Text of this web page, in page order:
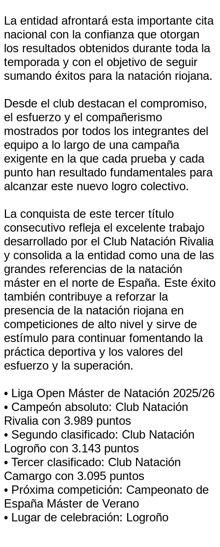
La entidad afrontará esta importante cita
nacional con la confianza que otorgan
los resultados obtenidos durante toda la
temporada y con el objetivo de seguir
sumando éxitos para la natación riojana.
Desde el club destacan el compromiso,
el esfuerzo y el compañerismo
mostrados por todos los integrantes del
equipo a lo largo de una campaña
exigente en la que cada prueba y cada
punto han resultado fundamentales para
alcanzar este nuevo logro colectivo.
La conquista de este tercer título
consecutivo refleja el excelente trabajo
desarrollado por el Club Natación Rivalia
y consolida a la entidad como una de las
grandes referencias de la natación
máster en el norte de España. Este éxito
también contribuye a reforzar la
presencia de la natación riojana en
competiciones de alto nivel y sirve de
estímulo para continuar fomentando la
práctica deportiva y los valores del
esfuerzo y la superación.
• Liga Open Máster de Natación 2025/26
• Campeón absoluto: Club Natación
Rivalia con 3.989 puntos
• Segundo clasificado: Club Natación
Logroño con 3.143 puntos
• Tercer clasificado: Club Natación
Camargo con 3.095 puntos
• Próxima competición: Campeonato de
España Máster de Verano
• Lugar de celebración: Logroño